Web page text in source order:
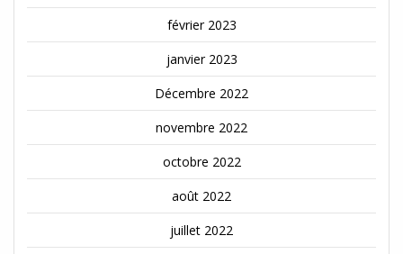
février 2023
janvier 2023
Décembre 2022
novembre 2022
octobre 2022
août 2022
juillet 2022